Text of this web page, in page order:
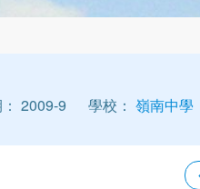
2009-9 學校： 嶺南中學